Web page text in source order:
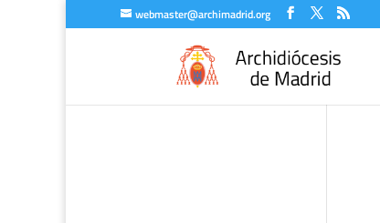
webmaster@archimadrid.org